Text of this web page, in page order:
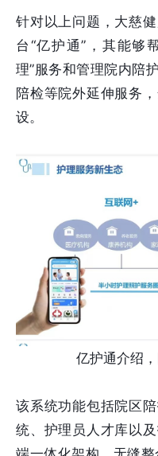
针对以上问题，大慈
台“亿护通”，其能够
理”服务和管理院内陪
陪检等院外延伸服务
设。
亿护通介绍
该系统功能包括院区
统、护理员人才库以